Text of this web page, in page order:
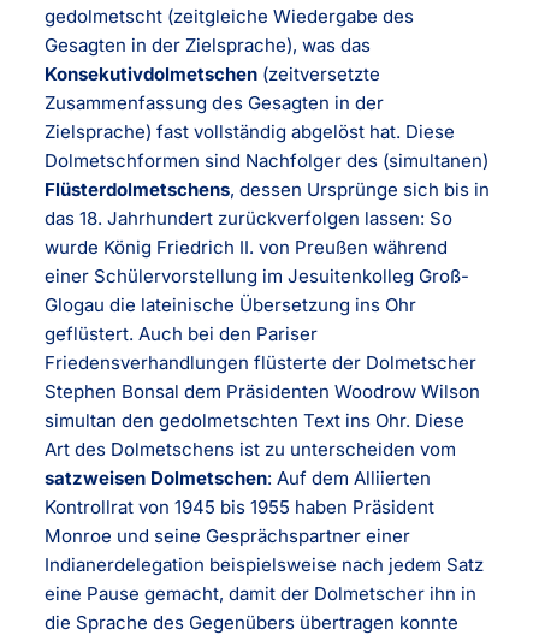
gedolmetscht (zeitgleiche Wiedergabe des
Gesagten in der Zielsprache), was das
Konsekutivdolmetschen (zeitversetzte
Zusammenfassung des Gesagten in der
Zielsprache) fast vollständig abgelöst hat. Diese
Dolmetschformen sind Nachfolger des (simultanen)
Flüsterdolmetschens, dessen Ursprünge sich bis in
das 18. Jahrhundert zurückverfolgen lassen: So
wurde König Friedrich II. von Preußen während
einer Schülervorstellung im Jesuitenkolleg Groß-
Glogau die lateinische Übersetzung ins Ohr
geflüstert. Auch bei den Pariser
Friedensverhandlungen flüsterte der Dolmetscher
Stephen Bonsal dem Präsidenten Woodrow Wilson
simultan den gedolmetschten Text ins Ohr. Diese
Art des Dolmetschens ist zu unterscheiden vom
satzweisen Dolmetschen: Auf dem Alliierten
Kontrollrat von 1945 bis 1955 haben Präsident
Monroe und seine Gesprächspartner einer
Indianerdelegation beispielsweise nach jedem Satz
eine Pause gemacht, damit der Dolmetscher ihn in
die Sprache des Gegenübers übertragen konnte